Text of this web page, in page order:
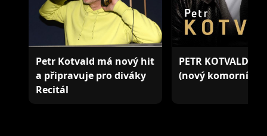
Petr Kotvald má nový hit
a připravuje pro diváky
Recitál
PETR KOTVALD -
(nový komorní